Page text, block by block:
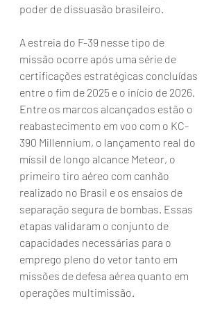
poder de dissuasão brasileiro.
A estreia do F-39 nesse tipo de
missão ocorre após uma série de
certificações estratégicas concluídas
entre o fim de 2025 e o início de 2026.
Entre os marcos alcançados estão o
reabastecimento em voo com o KC-
390 Millennium, o lançamento real do
míssil de longo alcance Meteor, o
primeiro tiro aéreo com canhão
realizado no Brasil e os ensaios de
separação segura de bombas. Essas
etapas validaram o conjunto de
capacidades necessárias para o
emprego pleno do vetor tanto em
missões de defesa aérea quanto em
operações multimissão.